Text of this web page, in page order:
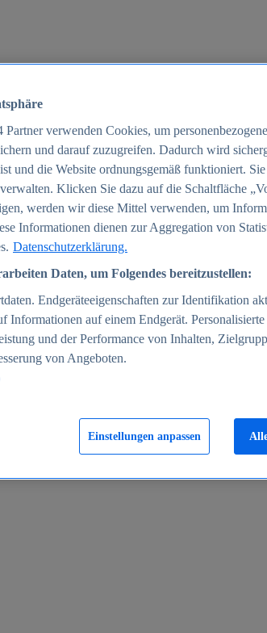
2005-2025
Partner verwenden Cookies, um
und darauf zuzugreifen. Dadurch wird
und die Website ordnungsgemäß funktioniert.
Klicken Sie dazu auf die Schaltfläche
werden wir diese Mittel verwenden, um
Informationen dienen zur Aggregation von
Datenschutzerklärung.
Daten, um Folgendes bereitzustellen:
Endgeräteeigenschaften zur Identifikation
Informationen auf einem Endgerät.
und der Performance von Inhalten,
von Angeboten.
Einstellungen anpassen